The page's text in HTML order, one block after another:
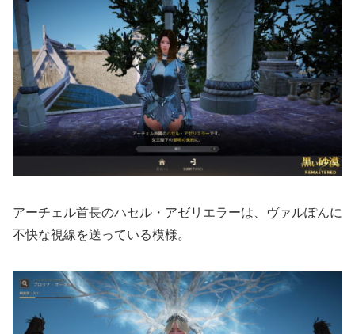
アーチェル首長のハセル・アゼリエラーは、ヴァルぽんに
不快な視線を送っている模様。